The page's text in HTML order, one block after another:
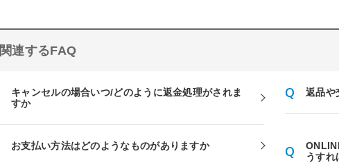
関連するFAQ
キャンセルの場合いつ/どのように返金処理がされま
すか
返品や
お支払い方法はどのようなものがありますか
うすれ